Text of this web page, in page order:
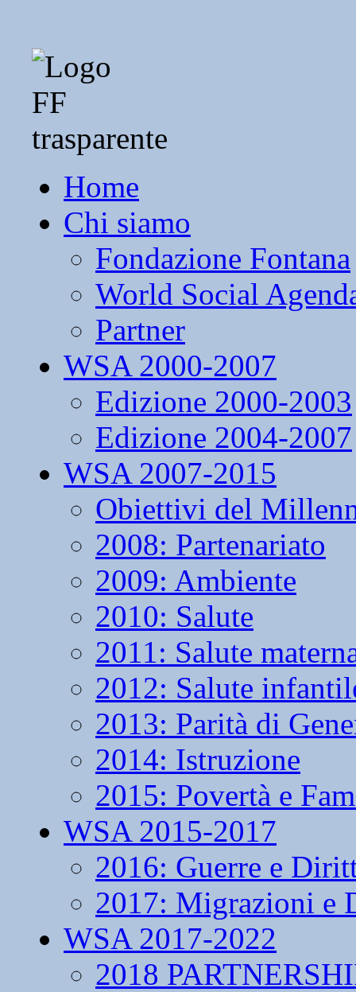
Home
Chi siamo
Fondazione Fontana
World Social
Partner
WSA 2000-2007
Edizione 2000-2003
Edizione 2004-2007
WSA 2007-2015
Obiettivi del
2008: Partenariato
2009: Ambiente
2010: Salute
2011: Salute
2012: Salute
2013: Parità di
2014: Istruzione
2015: Povertà e
WSA 2015-2017
2016: Guerre e
2017: Migrazioni e
WSA 2017-2022
2018